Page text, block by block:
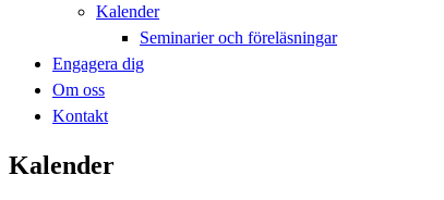
Kalender
Seminarier och föreläsningar
Engagera dig
Om oss
Kontakt
Kalender